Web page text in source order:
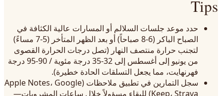
Tips
حدد موعد جلسات السلالم أو المسارات عالية الكثافة في
الصباح الباكر (6-8 صباحاً) أو بعد الظهر المتأخر (5-7 مساءً)
لتجنب حرارة منتصف النهار (تصل درجات الحرارة القصوى
من يونيو إلى أغسطس إلى 32-35 درجة مئوية / 90-95 درجة
فهرنهايت، مما يجعل التسلقات الحادة خطيرة).
سجل التمارين في تطبيق ملاحظات (Apple Notes، Google
Keep، Strava) للبقاء مسؤولاً خلال ساعات المشروبات—